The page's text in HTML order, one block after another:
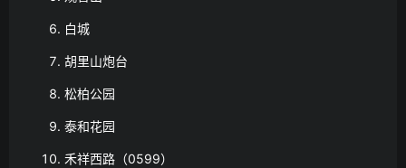
白城
胡里山炮台
松柏公园
泰和花园
禾祥西路（0599）